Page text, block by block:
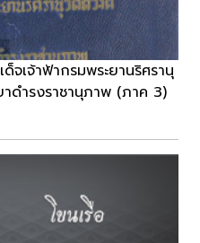
จเจ้าฟ้ากรมพระยานริศรานุ
ดำรงราชานุภาพ (ภาค 3)